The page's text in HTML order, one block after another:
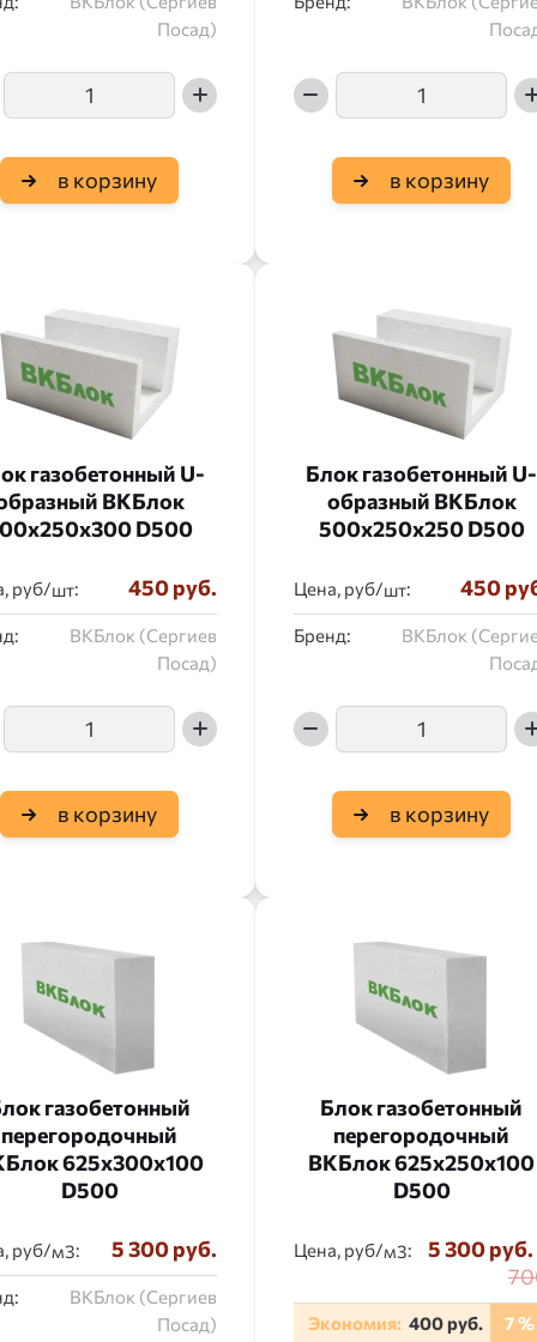
Посад)
в корзину в корзину
газобетонный U-
ВКБлок
D500
руб/ : 450 руб.
ВКБлок (Сергиев
Посад)
в корзину
Блок газобетонный U-
образный ВКБлок
500x250x250 D500
Цена, руб/ : 450
Бренд:
ВКБлок
в корзину
газобетонный
перегородочный
625x300x100
D500
руб/ : 5 300 руб.
ВКБлок (Сергиев
Посад)
Блок газобетонный
перегородочный
ВКБлок 625x250x100
D500
Цена, руб/ :
5 300 руб.
Экономия: 400 руб. 7 %